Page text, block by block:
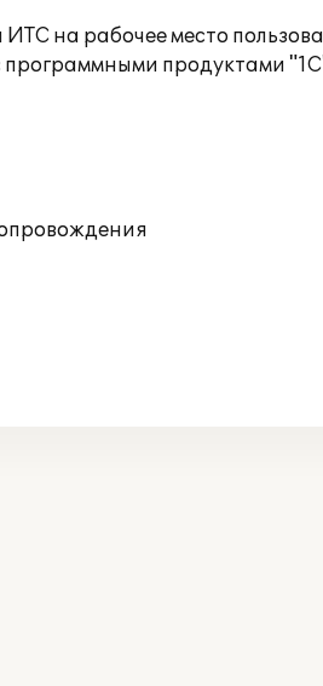
на рабочее место
программными продуктами